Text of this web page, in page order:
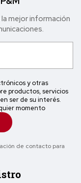
mejor in formación
y otras
productos, servicios
ser de su interés.
momento
de contacto para